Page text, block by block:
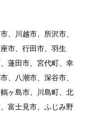
、川越市、所沢市、
市、行田市、羽生
蓮田市、宮代町、幸
、八潮市、深谷市、
ヶ島市、川島町、北
富士見市、ふじみ野